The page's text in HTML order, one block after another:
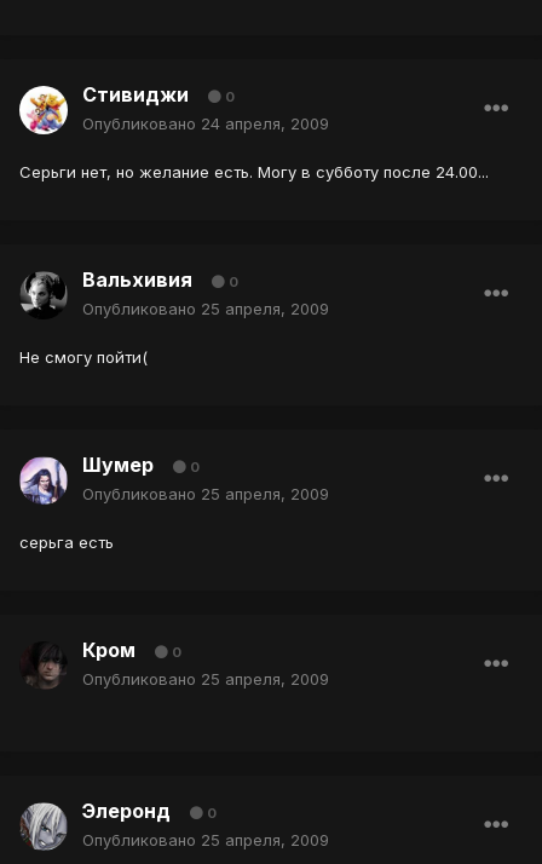
Стивиджи 0
Опубликовано 24 апреля, 2009
Серьги нет, но желание есть. Могу в субботу после 24.00...
Вальхивия 0
Опубликовано 25 апреля, 2009
Не смогу пойти(
Шумер 0
Опубликовано 25 апреля, 2009
серьга есть
Кром 0
Опубликовано 25 апреля, 2009
Элеронд 0
Опубликовано 25 апреля, 2009